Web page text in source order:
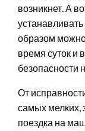
возникнет. А
образом
время суток и
безопасности
От
самых мелких,
поездка на